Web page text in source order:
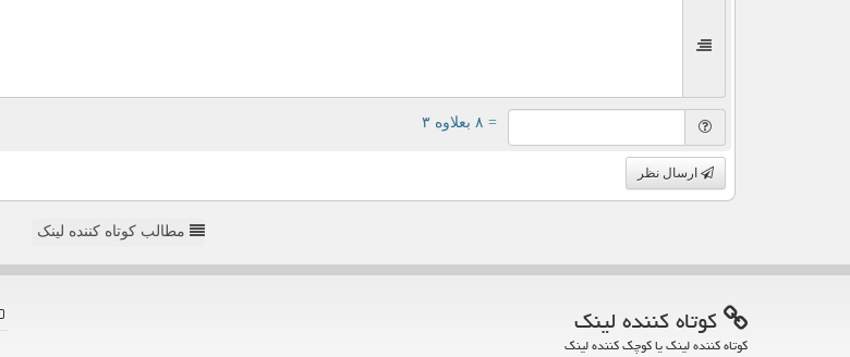
= ۸ بعلاوه ۳
ارسال نظر
مطالب کوتاه کننده لینک
كوتاه كننده لینك
کوتاه کننده لینک یا کوچک کننده لینک